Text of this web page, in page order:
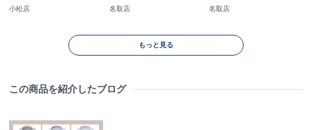
小松店
名取店
名取店
もっと見る
この商品を紹介したブログ